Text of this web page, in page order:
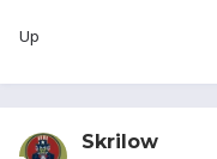
Up
Skrilow